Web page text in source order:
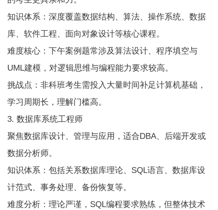
知识体系：深度覆盖数据结构、算法、操作系统、数据
库、软件工程、面向对象设计等核心课程。
难度核心：下午案例题常涉及算法设计、程序填空与
UML建模，对逻辑思维与编程能力要求较高。
挑战点：非科班考生需投入大量时间补足计算机基础，
学习周期长，理解门槛高。
3. 数据库系统工程师
聚焦数据库设计、管理与应用，适合DBA、后端开发或
数据分析师。
知识体系：包括关系数据库理论、SQL语言、数据库设
计范式、事务处理、备份恢复等。
难度分析：理论严谨，SQL编程要求熟练，但整体技术